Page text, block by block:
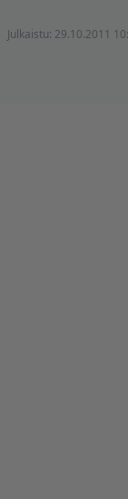
Julkaistu: 29.10.2011